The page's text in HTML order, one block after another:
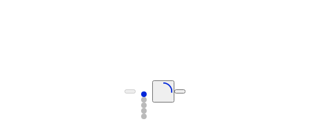
Slide 1 iniciou